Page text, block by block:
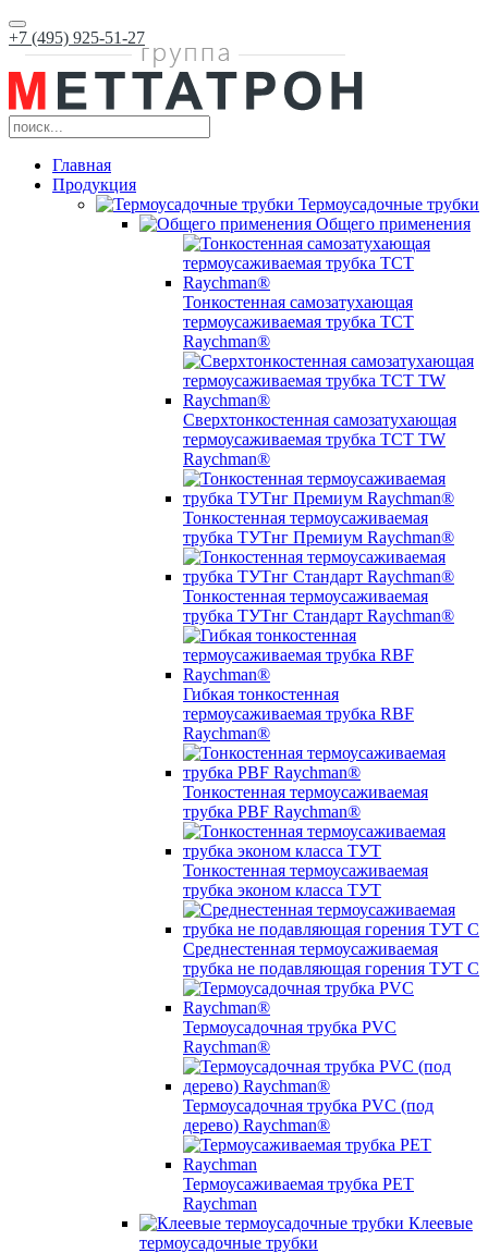
+7 (495) 925-51-27
Главная
Продукция
Термоусадочные трубки
Общего применения
Тонкостенная самозатухающая
термоусаживаемая трубка ТCT
Raychman®
Сверхтонкостенная самозатухающая
термоусаживаемая трубка ТCT TW
Raychman®
Тонкостенная термоусаживаемая
трубка ТУТнг Премиум Raychman®
Тонкостенная термоусаживаемая
трубка ТУТнг Стандарт Raychman®
Гибкая тонкостенная
термоусаживаемая трубка RBF
Raychman®
Тонкостенная термоусаживаемая
трубка PBF Raychman®
Тонкостенная термоусаживаемая
трубка эконом класса ТУТ
Среднестенная термоусаживаемая
трубка не подавляющая горения ТУТ С
Термоусадочная трубка PVC
Raychman®
Термоусадочная трубка PVC (под
дерево) Raychman®
Термоусаживаемая трубка PET
Raychman
Клеевые
термоусадочные трубки